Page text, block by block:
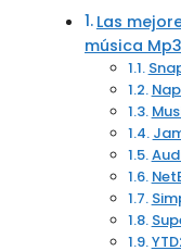
Las
música